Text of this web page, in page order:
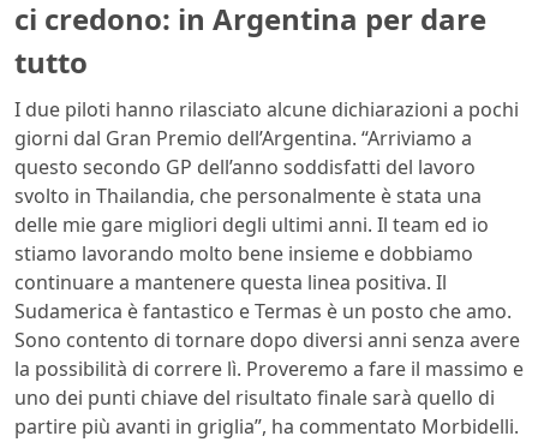
ci credono: in Argentina per dare
tutto
I due piloti hanno rilasciato alcune dichiarazioni a pochi
giorni dal Gran Premio dell’Argentina. “Arriviamo a
questo secondo GP dell’anno soddisfatti del lavoro
svolto in Thailandia, che personalmente è stata una
delle mie gare migliori degli ultimi anni. Il team ed io
stiamo lavorando molto bene insieme e dobbiamo
continuare a mantenere questa linea positiva. Il
Sudamerica è fantastico e Termas è un posto che amo.
Sono contento di tornare dopo diversi anni senza avere
la possibilità di correre lì. Proveremo a fare il massimo e
uno dei punti chiave del risultato finale sarà quello di
partire più avanti in griglia”, ha commentato Morbidelli.